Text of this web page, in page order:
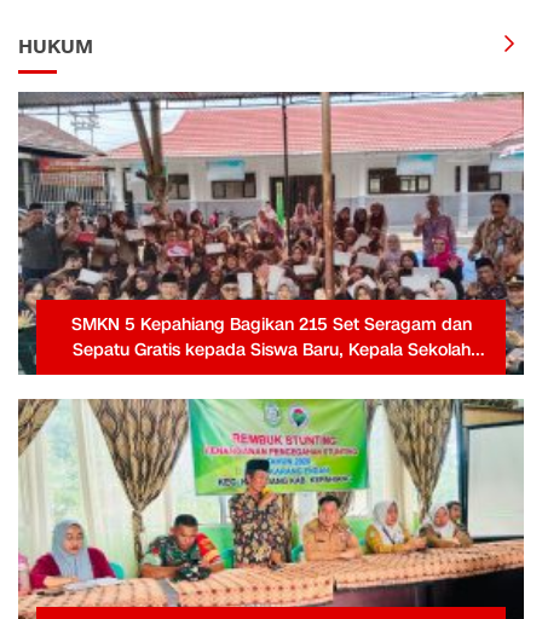
HUKUM
SMKN 5 Kepahiang Bagikan 215 Set Seragam dan
Sepatu Gratis kepada Siswa Baru, Kepala Sekolah
Terima Penghargaan dari Pemprov Bengkulu